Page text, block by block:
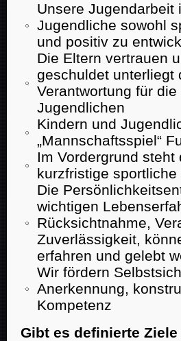
Unsere Jugendarbeit
Jugendliche sowohl
und positiv zu
Die Eltern vertrauen
geschuldet unterliegt
Verantwortung für
Jugendlichen
Kindern und
„Mannschaftsspiel“
Im Vordergrund
kurzfristige sportliche
Die
wichtigen
Rücksichtnahme,
Zuverlässigkeit,
erfahren und gelebt
Wir fördern
Anerkennung,
Kompetenz
Gibt es definierte